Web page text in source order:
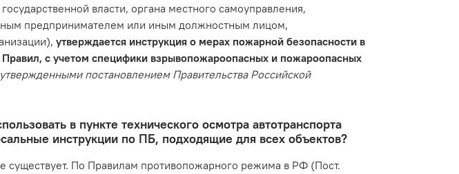
власти, органа местного самоуправления,
предпринимателем или иным должностным лицом,
утверждается инструкция о мерах пожарной безопасности в
с учетом специфики взрывопожароопасных и пожароопасных
постановлением Правительства Российской
в пункте технического осмотра автотранспорта
инструкции по ПБ, подходящие для всех объектов?
существует. По Правилам противопожарного режима в РФ (Пост.